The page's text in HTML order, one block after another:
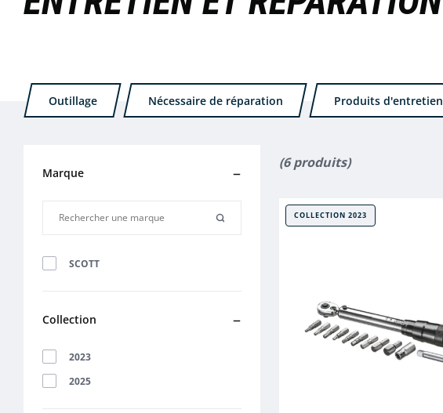
Outillage Nécessaire de réparation Produits d'entretien
Marque
SCOTT
Collection
2023
2025
(6 produits)
COLLECTION 2023